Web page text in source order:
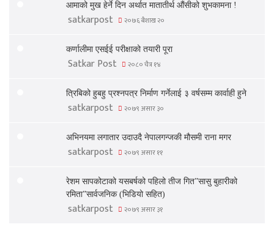
आमाको मुख हेर्ने दिन अर्थात मातातीर्थ औंसीको शुभकामना !
satkarpost २०७६ बैशाख २०
कर्णालीमा एसईई परीक्षाको तयारी पूरा
Satkar Post २०८० चैत्र १४
त्रिबिको हुबहु प्रश्नपत्र निर्माण गर्नेलाई ३ वर्षसम्म कार्वाही हुने
satkarpost २०७९ असार ३०
अभिनयमा लगातार उदाउदै नेपालगन्जकी मौसमी राना मगर
satkarpost २०७९ असार ११
रेशम सापकोटाको यसबर्षको पहिलो तीज गित”सासु बुहारीको
रमिता”सार्वजनिक (भिडियो सहित)
satkarpost २०७९ असार ३१